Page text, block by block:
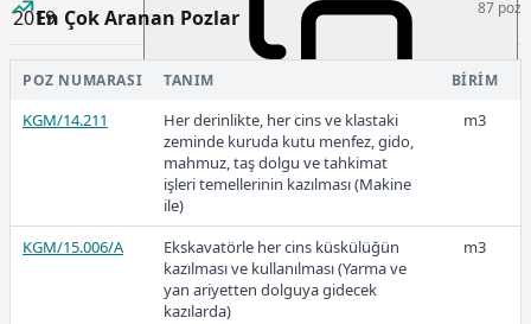
2019
2018
13,96
KGM/4104-E2(T)
Elenmiş çakıldan konkasörle kırılmış
ve elenmiş 19 mm. (3/4") ve12,5
mm. (1/2") lik agrega hazırlanması
ton
ve elenmiş 12,5 mm. (1/2") ve 9,5
mm. (3/8") lik agrega hazırlanması
Ocak taşından konkasörle kırılmış
ve elenmiş 12,5 mm. (1/2") ve 9,5
mm. (3/8") lik agrega hazırlanması
Sert taştan konkasörle kırılmış ve
elenmiş 12,5 mm. (1/2") ve 9,5 mm.
(3/8") lik agrega hazırlanması
En Çok Aranan Pozlar 87 poz
POZ NUMARASI TANIM BIRIM
KGM/14.211
Her derinlikte, her cins ve klastaki
zeminde kuruda kutu menfez, gido,
mahmuz, taş dolgu ve tahkimat
işleri temellerinin kazılması (Makine
ile)
m3
KGM/15.006/A
Ekskavatörle her cins küskülüğün
kazılması ve kullanılması (Yarma ve
yan ariyetten dolguya gidecek
kazılarda)
m3